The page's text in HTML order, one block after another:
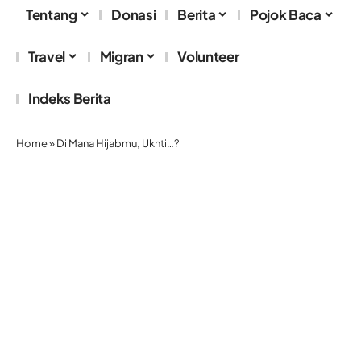
Tentang Donasi Berita Pojok Baca
Travel Migran Volunteer
Indeks Berita
Home»Di Mana Hijabmu, Ukhti…?